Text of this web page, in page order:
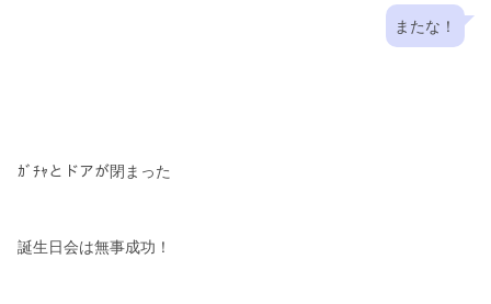
またな！
ｶﾞﾁｬとドアが閉まった
誕生日会は無事成功！